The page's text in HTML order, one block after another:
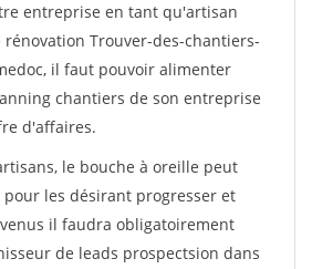
entreprise en tant qu'artisan
Trouver-des-chantiers-
il faut pouvoir alimenter
chantiers de son entreprise
d'affaires.
le bouche à oreille peut
les désirant progresser et
il faudra obligatoirement
de leads prospectsion dans